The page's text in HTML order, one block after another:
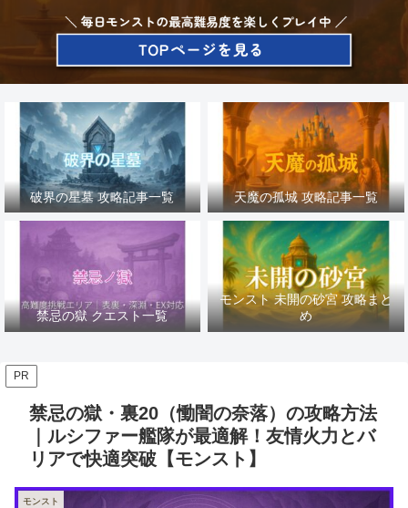
破界の星墓 攻略記事一覧 天魔の孤城 攻略記事一覧
禁忌の獄 クエスト一覧
モンスト 未開の砂宮 攻略まと
め
PR
禁忌の獄・裏20（慟闇の奈落）の攻略方法
｜ルシファー艦隊が最適解！友情火力とバ
リアで快適突破【モンスト】
モンスト